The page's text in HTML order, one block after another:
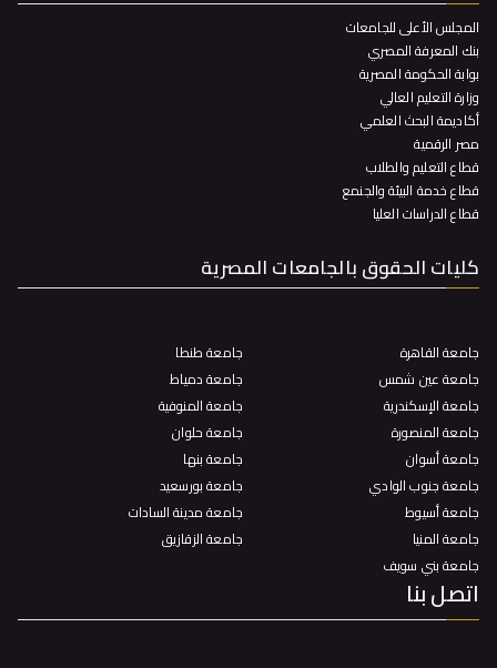
المجلس الأعلى للجامعات
بنك المعرفة المصري
بوابة الحكومة المصرية
وزارة التعليم العالي
أكاديمة البحث العلمي
مصر الرقمية
قطاع التعليم والطلاب
قطاع خدمة البيئة والجنمع
قطاع الدراسات العليا
كليات الحقوق بالجامعات المصرية
جامعة القاهرة
جامعة عين شمس
جامعة الإسكندرية
جامعة المنصورة
جامعة أسوان
جامعة جنوب الوادي
جامعة أسيوط
جامعة المنيا
جامعة بني سويف
جامعة طنطا
جامعة دمياط
جامعة المنوفية
جامعة حلوان
جامعة بنها
جامعة بورسعيد
جامعة مدينة السادات
جامعة الزقازيق
اتصل بنا